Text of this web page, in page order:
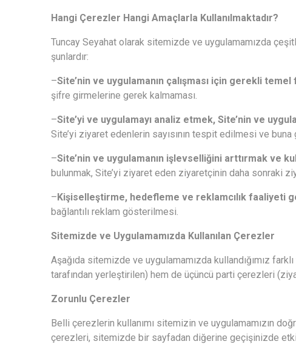
Hangi Çerezler Hangi Amaçlarla Kullanılmaktadır?
Tuncay Seyahat olarak sitemizde ve uygulamamızda
şunlardır:
–Site’nin ve uygulamanın çalışması için gerekli
şifre girmelerine gerek kalmaması.
–Site’yi ve uygulamayı analiz etmek, Site’nin ve
Site’yi ziyaret edenlerin sayısının tespit edilmesi ve buna
–Site’nin ve uygulamanın işlevselliğini arttırmak ve
bulunmak, Site’yi ziyaret eden ziyaretçinin daha sonraki
–Kişiselleştirme, hedefleme ve reklamcılık faaliyeti
bağlantılı reklam gösterilmesi.
Sitemizde ve Uygulamamızda Kullanılan Çerezler
Aşağıda sitemizde ve uygulamamızda kullandığımız
tarafından yerleştirilen) hem de üçüncü parti çerezleri
Zorunlu Çerezler
Belli çerezlerin kullanımı sitemizin ve uygulamamızın
çerezleri, sitemizde bir sayfadan diğerine geçişinizde